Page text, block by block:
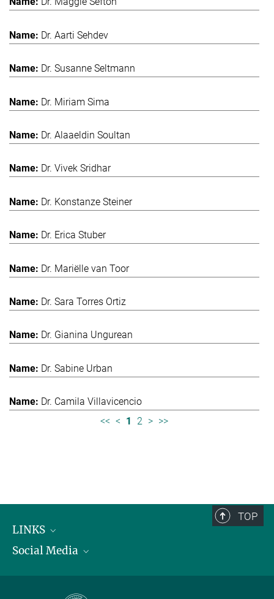
Dr. Aarti Sehdev
Dr. Susanne Seltmann
Dr. Miriam Sima
Dr. Alaaeldin Soultan
Dr. Vivek Sridhar
Dr. Konstanze Steiner
Dr. Erica Stuber
Dr. Mariëlle van Toor
Dr. Sara Torres Ortiz
Dr. Gianina Ungurean
Dr. Sabine Urban
Dr. Camila Villavicencio
<< < 1 2 > >>
TOP
LINKS
Max-Planck-Institut für biologische Intelligenz
Social Media